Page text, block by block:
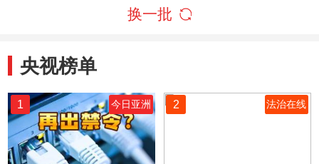
道 20190216
换一批
央视榜单
1 今日亚洲 2 法治在线